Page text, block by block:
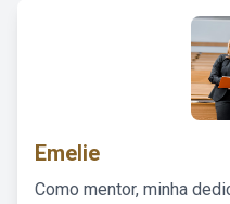
Emelie
Como mentor, minha